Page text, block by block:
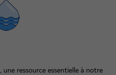
, une ressource essentielle à notre